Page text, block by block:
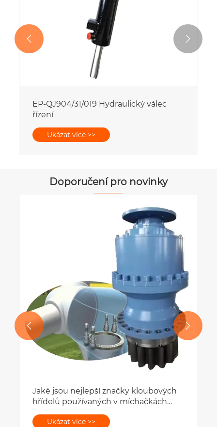
EP-QJ904/31/019 Hydraulický válec
Ukázat více >>
 
Doporučení pro novinky
Co je to ozubená spojka a jak
Ukázat více >>
 